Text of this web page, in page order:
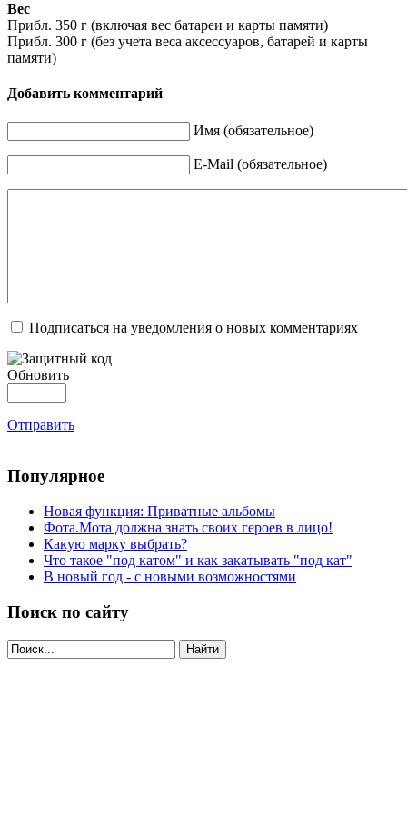
Вес
Прибл. 350 г (включая вес батареи и карты памяти)
Прибл. 300 г (без учета веса аксессуаров, батарей и карты
памяти)
Добавить комментарий
Имя (обязательное)
E-Mail (обязательное)
Подписаться на уведомления о новых комментариях
Обновить
Отправить
Популярное
Новая функция: Приватные альбомы
Фота.Мота должна знать своих героев в лицо!
Какую марку выбрать?
Что такое "под катом" и как закатывать "под кат"
В новый год - с новыми возможностями
Поиск по сайту
Найти